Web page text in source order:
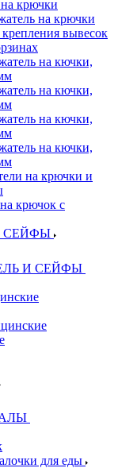
крючки
на крючки
вывесок
на кючки,
на кючки,
на кючки,
на кючки,
на крючки и
крючок с
СЕЙФЫ
И СЕЙФЫ
для еды